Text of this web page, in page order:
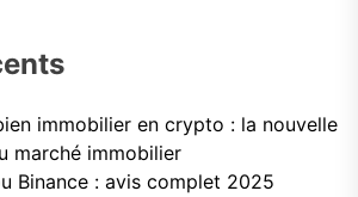
immobilier en crypto : la nouvelle
marché immobilier
Binance : avis complet 2025